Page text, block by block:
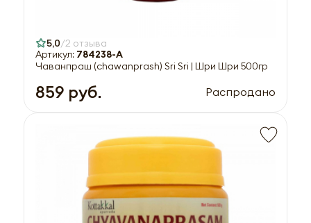
5,0 2 отзыва
Артикул: 784238-A
Чаванпраш (chawanprash) Sri Sri | Шри Шри 500гр
859 руб. Распродано